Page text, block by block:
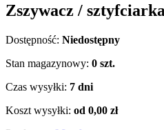
Zszywacz /
Dostępność: Niedostępny
Stan magazynowy: 0 szt.
Czas wysyłki: 7 dni
Koszt wysyłki: od 0,00 zł